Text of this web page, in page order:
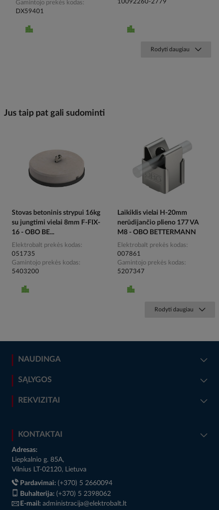
Gamintojo prekės kodas
DX59401
10092260-2779
Rodyti daugiau
Jus taip pat gali sudominti
Stovas betoninis strypui 16kg
su jungtimi vielai 8mm F-FIX-
16 - OBO BE...
Elektrobalt prekės kodas
051735
Gamintojo prekės kodas
5403200
Laikiklis vielai H-20mm
nerūdijančio plieno 177 VA
M8 - OBO BETTERMANN
Elektrobalt prekės kodas
007861
Gamintojo prekės kodas
5207347
Rodyti daugiau
NAUDINGA
SĄLYGOS
REKVIZITAI
KONTAKTAI
Adresas:
Liepkalnio g. 85A,
Vilnius LT-02120, Lietuva
Pardavimai: (+370) 5 2660094
Buhalterija: (+370) 5 2398062
E-mail: administracija@elektrobalt.lt